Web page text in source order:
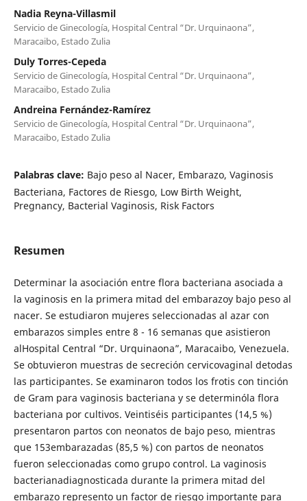
Nadia Reyna-Villasmil
Servicio de Ginecología, Hospital Central “Dr. Urquinaona”,
Maracaibo, Estado Zulia
Duly Torres-Cepeda
Servicio de Ginecología, Hospital Central “Dr. Urquinaona”,
Maracaibo, Estado Zulia
Andreina Fernández-Ramírez
Servicio de Ginecología, Hospital Central “Dr. Urquinaona”,
Maracaibo, Estado Zulia
Palabras clave: Bajo peso al Nacer, Embarazo, Vaginosis
Bacteriana, Factores de Riesgo, Low Birth Weight,
Pregnancy, Bacterial Vaginosis, Risk Factors
Resumen
Determinar la asociación entre flora bacteriana asociada a
la vaginosis en la primera mitad del embarazoy bajo peso al
nacer. Se estudiaron mujeres seleccionadas al azar con
embarazos simples entre 8 - 16 semanas que asistieron
alHospital Central “Dr. Urquinaona”, Maracaibo, Venezuela.
Se obtuvieron muestras de secreción cervicovaginal detodas
las participantes. Se examinaron todos los frotis con tinción
de Gram para vaginosis bacteriana y se determinóla flora
bacteriana por cultivos. Veintiséis participantes (14,5 %)
presentaron partos con neonatos de bajo peso, mientras
que 153embarazadas (85,5 %) con partos de neonatos
fueron seleccionadas como grupo control. La vaginosis
bacterianadiagnosticada durante la primera mitad del
embarazo represento un factor de riesgo importante para